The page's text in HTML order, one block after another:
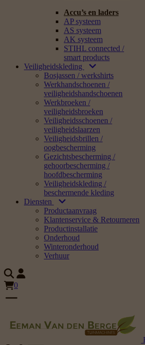
Accu’s en laders
AP systeem
AS systeem
AK systeem
STIHL connected /
smart products
Veiligheidskleding
Bosjassen / werkshirts
Werkhandschoenen /
veiligheidshandschoenen
Werkbroeken /
veiligheidsbroeken
Veiligheidsschoenen /
veiligheidslaarzen
Veiligheidsbrillen /
oogbescherming
Gezichtsbescherming /
gehoorbescherming /
hoofdbescherming
Veiligheidskleding /
beschermende kleding
Diensten
Productaanvraag
Klantenservice & Retourneren
Productinstallatie
Onderhoud
Winteronderhoud
Verhuur
0